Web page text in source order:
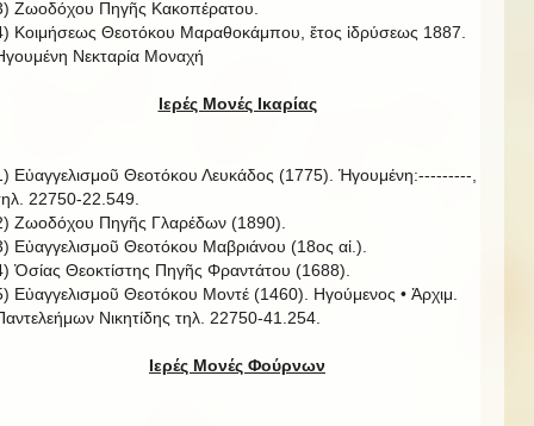
Ζωοδόχου Πηγῆς Κακοπέρατου.
Κοιμήσεως Θεοτόκου Μαραθοκάμπου, ἔτος ἱδρύσεως 1887.
Νεκταρία Μοναχή
Ιερές Μονές Ικαρίας
Εὐαγγελισμοῦ Θεοτόκου Λευκάδος (1775). Ἡγουμένη:---------,
22750-22.549.
Ζωοδόχου Πηγῆς Γλαρέδων (1890).
Εὐαγγελισμοῦ Θεοτόκου Μαβριάνου (18ος αἰ.).
Ὁσίας Θεοκτίστης Πηγῆς Φραντάτου (1688).
Εὐαγγελισμοῦ Θεοτόκου Μοντέ (1460). Ηγούμενος • Ἀρχιμ.
Νικητίδης τηλ. 22750-41.254.
Ιερές Μονές Φούρνων